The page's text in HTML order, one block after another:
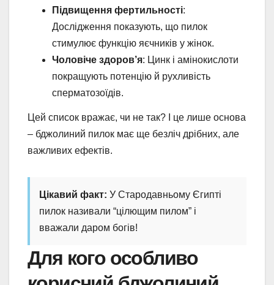
Підвищення фертильності:
Дослідження показують, що пилок
стимулює функцію яєчників у жінок.
Чоловіче здоров’я: Цинк і амінокислоти
покращують потенцію й рухливість
сперматозоїдів.
Цей список вражає, чи не так? І це лише основа
– бджолиний пилок має ще безліч дрібних, але
важливих ефектів.
Цікавий факт: У Стародавньому Єгипті
пилок називали “цілющим пилом” і
вважали даром богів!
Для кого особливо